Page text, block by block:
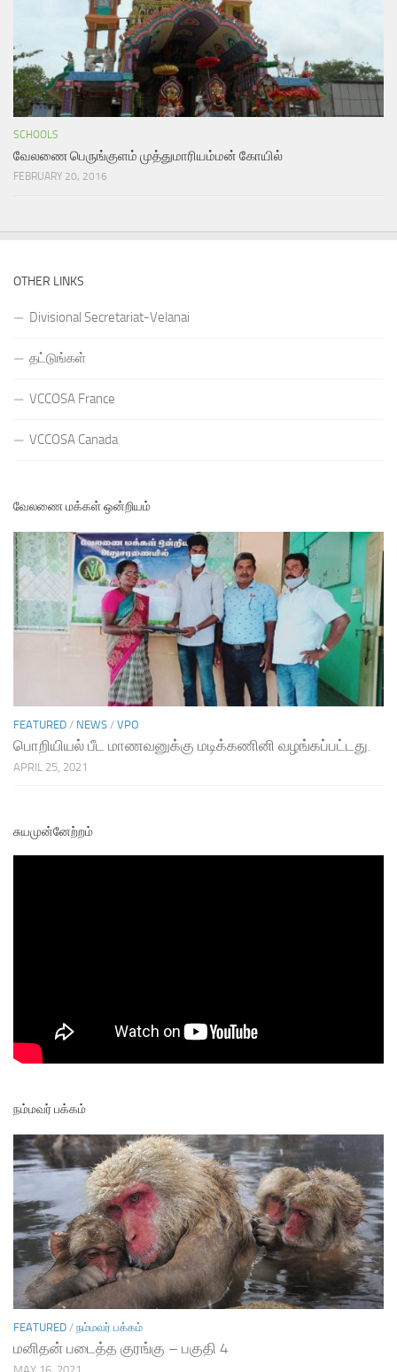
SCHOOLS
வேலணை பெருங்குளம் முத்துமாரியம்மன் கோயில்
FEBRUARY 20, 2016
OTHER LINKS
Divisional Secretariat-Velanai
தட்டுங்கள்
VCCOSA France
VCCOSA Canada
வேலணை மக்கள் ஒன்றியம்
FEATURED / NEWS / VPO
பொறியியல் பீட மாணவனுக்கு மடிக்கணினி வழங்கப்பட்டது.
APRIL 25, 2021
சுயமுன்னேற்றம்
நம்மவர் பக்கம்
FEATURED / நம்மவர் பக்கம்
மனிதன் படைத்த குரங்கு – பகுதி 4